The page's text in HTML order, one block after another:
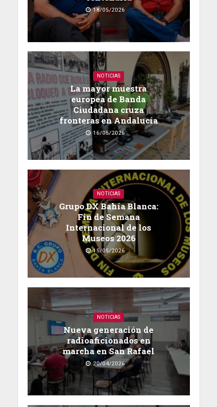
18/05/2026
NOTICIAS
La mayor muestra
europea de Banda
Ciudadana cruza
fronteras en Andalucía
16/05/2026
NOTICIAS
Grupo DX Bahía Blanca:
Fin de Semana
Internacional de los
Museos 2026
15/05/2026
NOTICIAS
Nueva generación de
radioaficionados en
marcha en San Rafael
20/04/2026